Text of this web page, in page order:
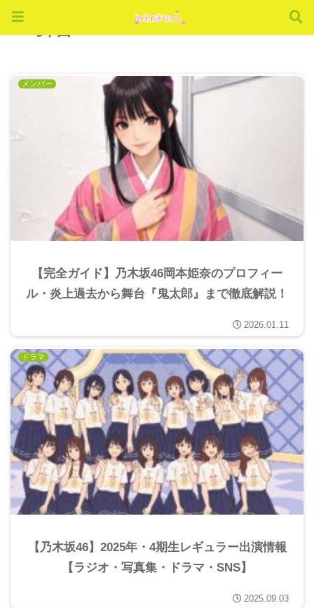
メンバー
【完全ガイド】乃木坂46岡本姫奈のプロフィー
ル・炎上過去から舞台『鬼太郎』まで徹底解説！
2026.01.11
ドラマ
【乃木坂46】2025年・4期生レギュラー出演情報
【ラジオ・写真集・ドラマ・SNS】
2025.09.03